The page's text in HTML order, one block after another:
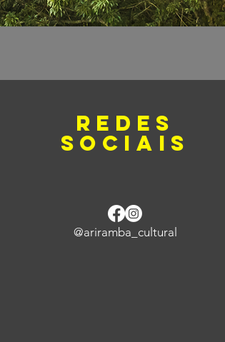
redes
sociais
@ariramba_cultural